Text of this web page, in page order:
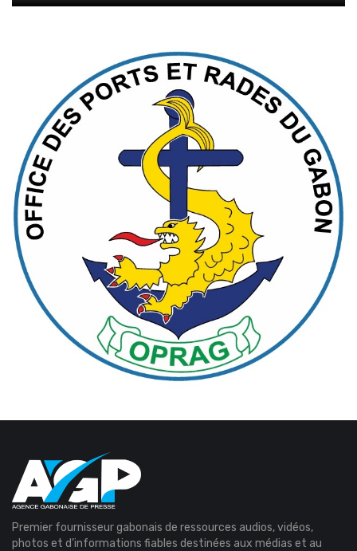
Premier fournisseur gabonais de ressources audios, vidéos,
photos et d’informations fiables destinées aux médias et au